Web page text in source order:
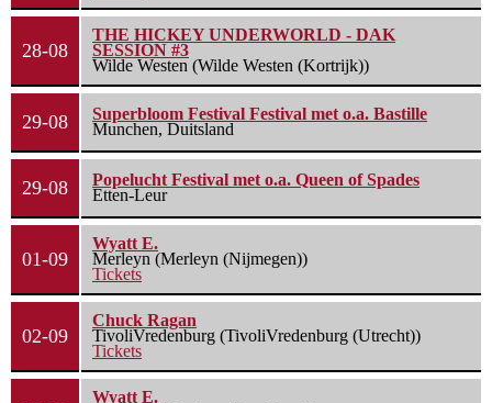
28-08
THE HICKEY UNDERWORLD - DAK
SESSION #3
Wilde Westen (Wilde Westen (Kortrijk))
29-08
Superbloom Festival Festival met o.a. Bastille
Munchen, Duitsland
29-08
Popelucht Festival met o.a. Queen of Spades
Etten-Leur
01-09
Wyatt E.
Merleyn (Merleyn (Nijmegen))
Tickets
02-09
Chuck Ragan
TivoliVredenburg (TivoliVredenburg (Utrecht))
Tickets
Wyatt E.